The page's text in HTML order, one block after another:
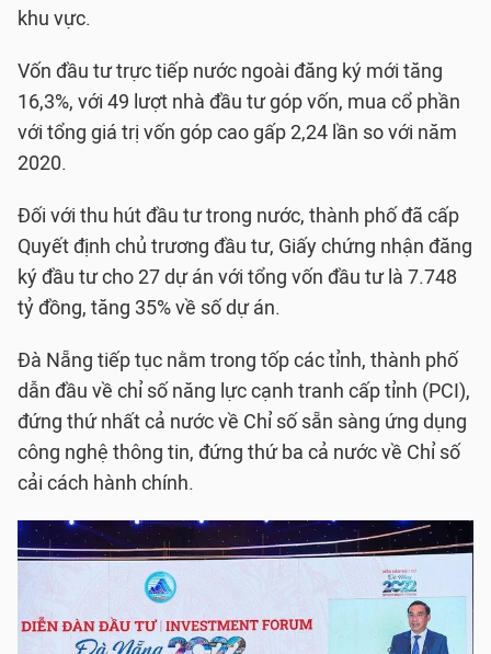
khu vực.
Vốn đầu tư trực tiếp nước ngoài đăng ký mới tăng
16,3%, với 49 lượt nhà đầu tư góp vốn, mua cổ phần
với tổng giá trị vốn góp cao gấp 2,24 lần so với năm
2020.
Đối với thu hút đầu tư trong nước, thành phố đã cấp
Quyết định chủ trương đầu tư, Giấy chứng nhận đăng
ký đầu tư cho 27 dự án với tổng vốn đầu tư là 7.748
tỷ đồng, tăng 35% về số dự án.
Đà Nẵng tiếp tục nằm trong tốp các tỉnh, thành phố
dẫn đầu về chỉ số năng lực cạnh tranh cấp tỉnh (PCI),
đứng thứ nhất cả nước về Chỉ số sẵn sàng ứng dụng
công nghệ thông tin, đứng thứ ba cả nước về Chỉ số
cải cách hành chính.